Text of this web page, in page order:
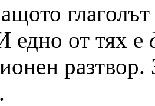
глаголът
едно от тях е
.